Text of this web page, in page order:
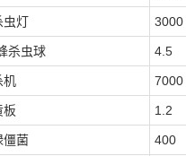
虫灯 3000
杀虫球 4.5
机 7000
板 1.2
僵菌 400